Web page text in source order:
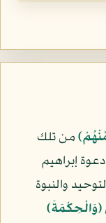
من تلك
إبراهيم
والنبوة
﴿وَالْحِكْمَةَ﴾